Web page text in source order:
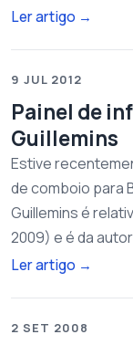
Ler artigo →
9 JUL 2012
Painel de
Guillemins
Estive
de comboio para
Guillemins é
2009) e é da
Ler artigo →
2 SET 2008